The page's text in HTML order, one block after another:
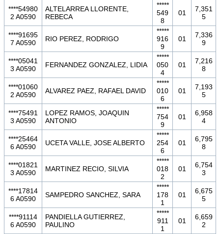
****54980
2 A0590
ALTELARREA LLORENTE,
REBECA
*****
549
8
01
7,351
5
****91695
7 A0590
RIO PEREZ, RODRIGO
*****
916
9
01
7,336
9
****05041
3 A0590
FERNANDEZ GONZALEZ, LIDIA
*****
050
4
01
7,216
8
****01060
2 A0590
ALVAREZ PAEZ, RAFAEL DAVID
*****
010
6
01
7,193
5
****75491
3 A0590
LOPEZ RAMOS, JOAQUIN
ANTONIO
*****
754
9
01
6,958
4
****25464
6 A0590
UCETA VALLE, JOSE ALBERTO
*****
254
6
01
6,795
8
****01821
3 A0590
MARTINEZ RECIO, SILVIA
*****
018
2
01
6,754
3
****17814
6 A0590
SAMPEDRO SANCHEZ, SARA
*****
178
1
01
6,675
5
****91114
6 A0590
PANDIELLA GUTIERREZ,
PAULINO
*****
911
1
01
6,659
2